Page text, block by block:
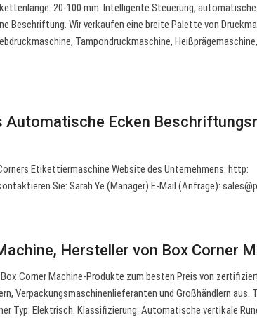
20-100 mm. Intelligente Steuerung,
Beschriftung. Wir verkaufen eine breite Palette von
Tampondruckmaschine,
Automatische Ecken
Etikettiermaschine Website des Unternehmens: http:
Sie: Sarah Ye (Manager) E-Mail (Anfrage):
Hersteller von Box Corner
Corner Machine-Produkte zum besten Preis von
Verpackungsmaschinenlieferanten und Großhändlern aus.
Typ: Elektrisch. Klassifizierung: Automatische vertikale